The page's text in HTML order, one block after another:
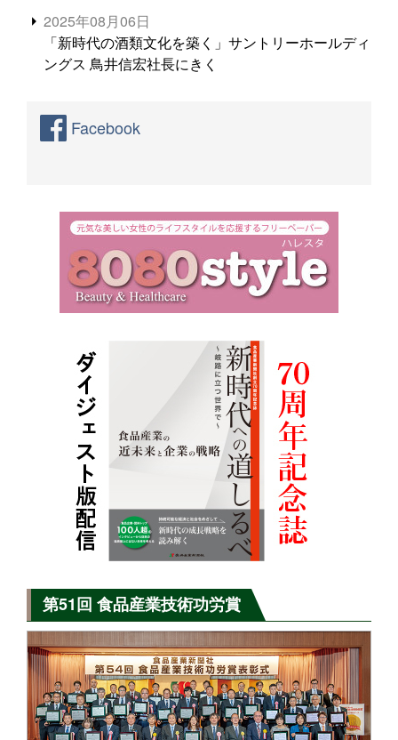
2025年08月06日
「新時代の酒類文化を築く」サントリーホールディ
ングス 鳥井信宏社長にきく
Facebook
第51回 食品産業技術功労賞